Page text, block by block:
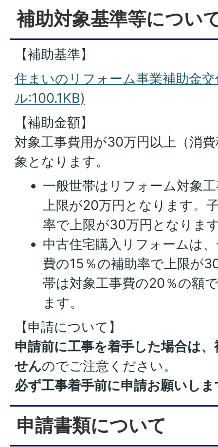
補助対象基準等につい
【補助基準】
住まいのリフォーム事業補助金
ル:100.1KB)
【補助金額】
対象工事費用が30万円以上（消
象となります。
一般世帯はリフォーム対象
上限が20万円となります。
率で上限が30万円となりま
中古住宅購入リフォームは
費の15％の補助率で上限が
帯は対象工事費の20％の額
ます。
【申請について】
申請前に工事を着手した場合は
せんのでご注意ください。
必ず工事着手前に申請お願いし
申請書類について